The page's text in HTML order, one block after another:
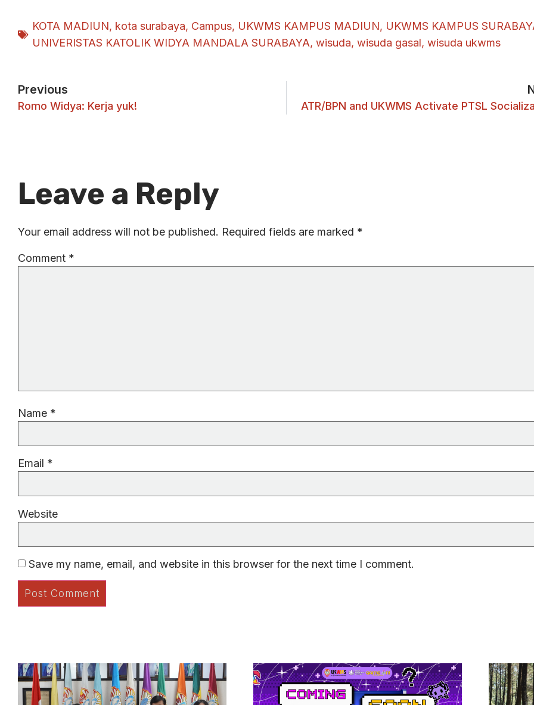
KOTA MADIUN, kota surabaya, Campus, UKWMS KAMPUS MADIUN, UKWMS KAMPUS
UNIVERISTAS KATOLIK WIDYA MANDALA SURABAYA, wisuda, wisuda gasal, wisuda ukwms
Previous
Romo Widya: Kerja yuk! ATR/BPN and UKWMS Activate PTSL
Leave a Reply
Your email address will not be published. Required fields are marked *
Comment *
Name *
Email *
Website
Save my name, email, and website in this browser for the next time I comment.